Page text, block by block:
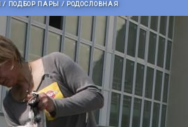
/ ПОДБОР ПАРЫ / РОДОСЛОВНАЯ